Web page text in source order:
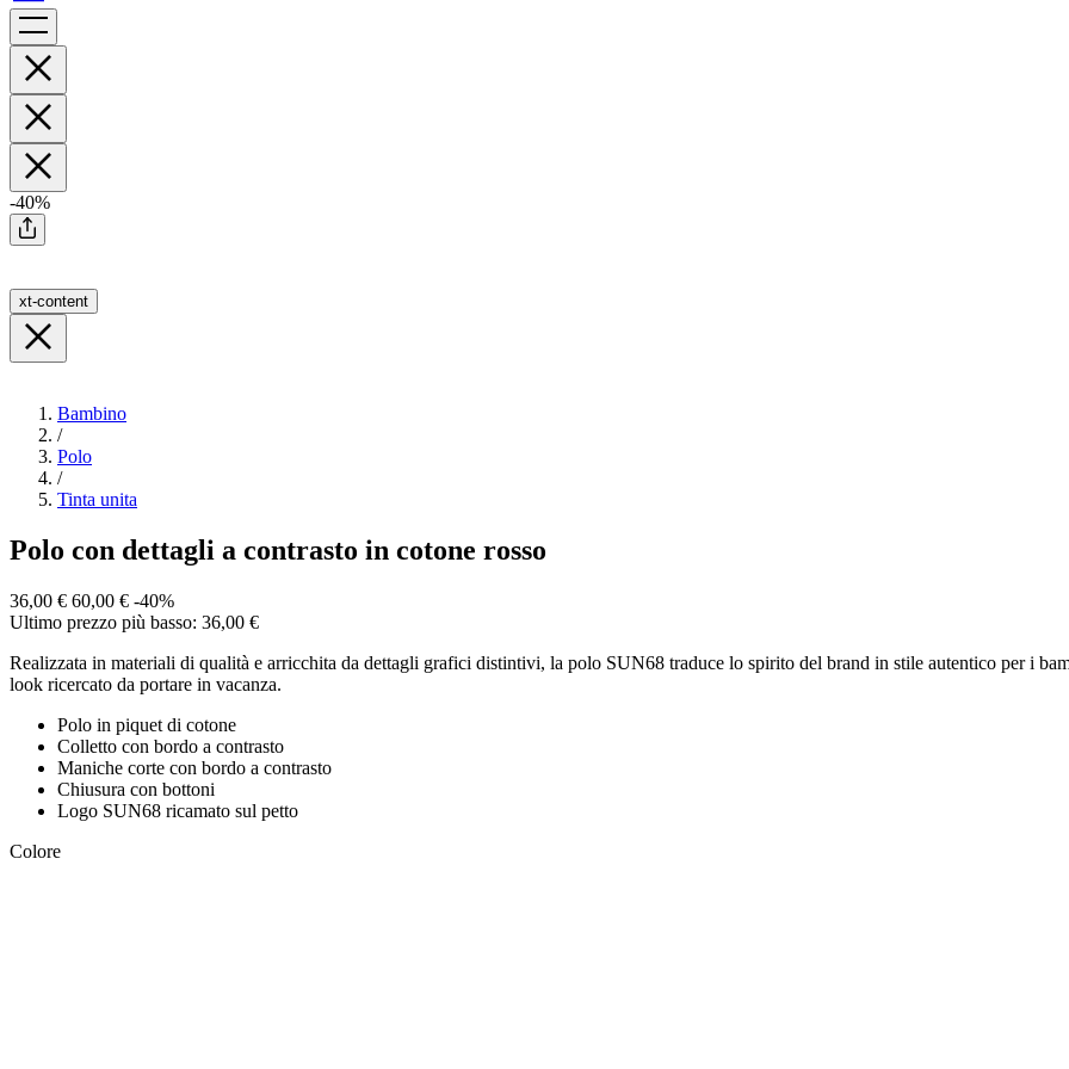
-40%
xt-content
Bambino
/
Polo
/
Tinta unita
Polo con dettagli a contrasto in cotone rosso
36,00 € 60,00 € -40%
Ultimo prezzo più basso: 36,00 €
Realizzata in materiali di qualità e arricchita da dettagli grafici distintivi, la polo SUN68 traduce lo spirito del brand in stile autentico per i
look ricercato da portare in vacanza.
Polo in piquet di cotone
Colletto con bordo a contrasto
Maniche corte con bordo a contrasto
Chiusura con bottoni
Logo SUN68 ricamato sul petto
Colore